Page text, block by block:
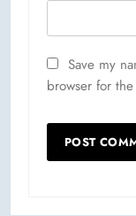
Save my
browser for